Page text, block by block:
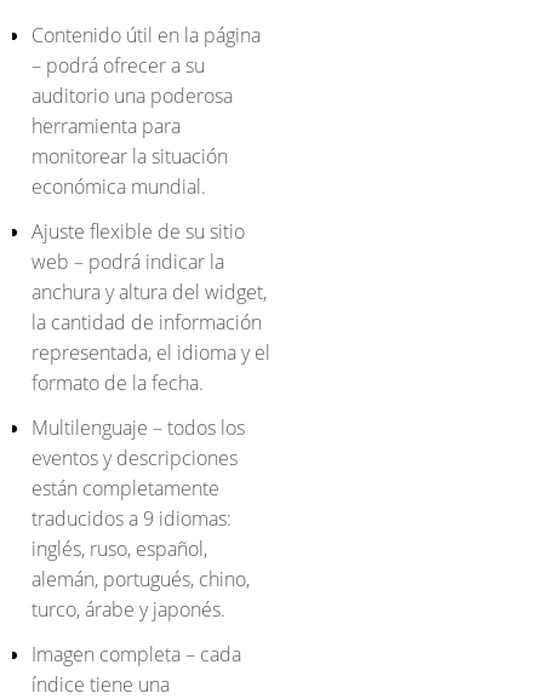
Contenido útil en la página
– podrá ofrecer a su
auditorio una poderosa
herramienta para
monitorear la situación
económica mundial.
Ajuste flexible de su sitio
web – podrá indicar la
anchura y altura del widget,
la cantidad de información
representada, el idioma y el
formato de la fecha.
Multilenguaje – todos los
eventos y descripciones
están completamente
traducidos a 9 idiomas:
inglés, ruso, español,
alemán, portugués, chino,
turco, árabe y japonés.
Imagen completa – cada
índice tiene una